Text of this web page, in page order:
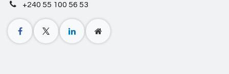
+240 55 100 56 53